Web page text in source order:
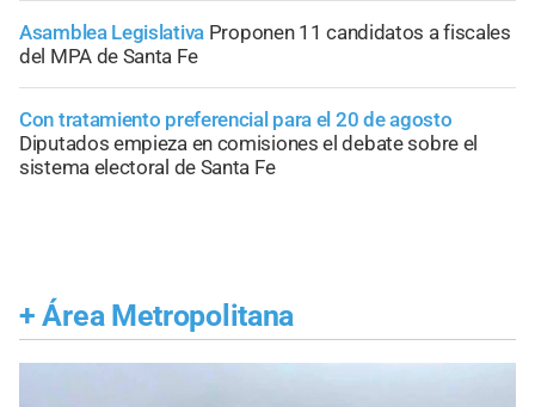
Asamblea Legislativa Proponen 11 candidatos a fiscales
del MPA de Santa Fe
Con tratamiento preferencial para el 20 de agosto
Diputados empieza en comisiones el debate sobre el
sistema electoral de Santa Fe
+ Área Metropolitana